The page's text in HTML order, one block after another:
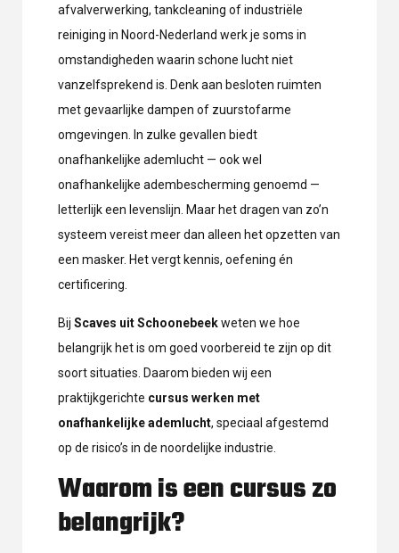
afvalverwerking, tankcleaning of industriële
reiniging in Noord-Nederland werk je soms in
omstandigheden waarin schone lucht niet
vanzelfsprekend is. Denk aan besloten ruimten
met gevaarlijke dampen of zuurstofarme
omgevingen. In zulke gevallen biedt
onafhankelijke ademlucht — ook wel
onafhankelijke adembescherming genoemd —
letterlijk een levenslijn. Maar het dragen van zo’n
systeem vereist meer dan alleen het opzetten van
een masker. Het vergt kennis, oefening én
certificering.
Bij Scaves uit Schoonebeekweten we hoe
belangrijk het is om goed voorbereid te zijn op dit
soort situaties. Daarom bieden wij een
praktijkgerichte cursus werken met
onafhankelijke ademlucht, speciaal afgestemd
op de risico’s in de noordelijke industrie.
Waarom is een cursus zo
belangrijk?